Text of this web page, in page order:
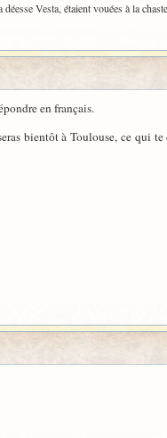
Vesta, étaient vouées à la
en français.
bientôt à Toulouse, ce qui